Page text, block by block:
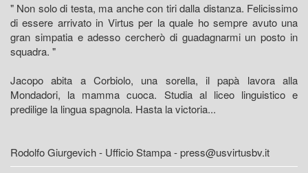
" Non solo di testa, ma anche con tiri dalla distanza. Felicissimo
di essere arrivato in Virtus per la quale ho sempre avuto una
gran simpatia e adesso cercherò di guadagnarmi un posto in
squadra. "
Jacopo abita a Corbiolo, una sorella, il papà lavora alla
Mondadori, la mamma cuoca. Studia al liceo linguistico e
predilige la lingua spagnola. Hasta la victoria...
Rodolfo Giurgevich - Ufficio Stampa - press@usvirtusbv.it